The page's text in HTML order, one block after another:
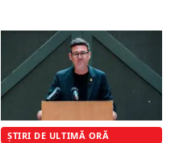
ȘTIRI DE ULTIMĂ ORĂ